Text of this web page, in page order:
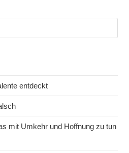
entdeckt
mit Umkehr und Hoffnung zu tun